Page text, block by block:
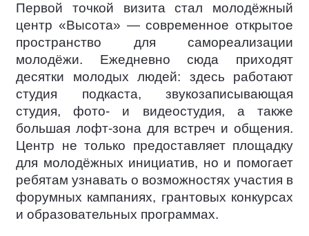
Первой точкой визита стал молодёжный
центр «Высота» — современное открытое
пространство для самореализации
молодёжи. Ежедневно сюда приходят
десятки молодых людей: здесь работают
студия подкаста, звукозаписывающая
студия, фото- и видеостудия, а также
большая лофт-зона для встреч и общения.
Центр не только предоставляет площадку
для молодёжных инициатив, но и помогает
ребятам узнавать о возможностях участия в
форумных кампаниях, грантовых конкурсах
и образовательных программах.